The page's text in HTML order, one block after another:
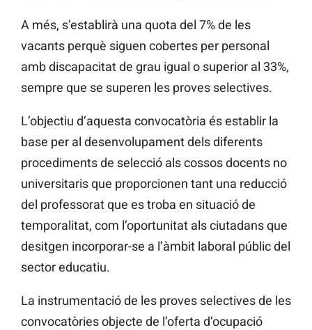
A més, s’establirà una quota del 7% de les
vacants perquè siguen cobertes per personal
amb discapacitat de grau igual o superior al 33%,
sempre que se superen les proves selectives.
L’objectiu d’aquesta convocatòria és establir la
base per al desenvolupament dels diferents
procediments de selecció als cossos docents no
universitaris que proporcionen tant una reducció
del professorat que es troba en situació de
temporalitat, com l’oportunitat als ciutadans que
desitgen incorporar-se a l’àmbit laboral públic del
sector educatiu.
La instrumentació de les proves selectives de les
convocatòries objecte de l’oferta d’ocupació